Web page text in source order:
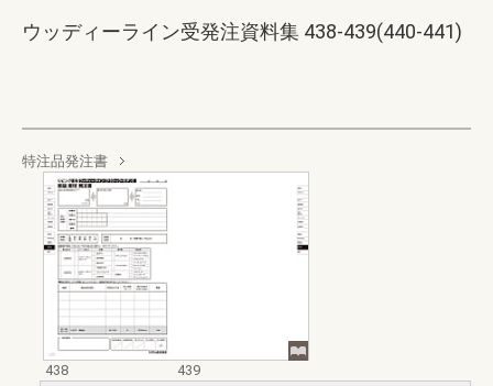
ウッディーライン受発注資料集 438-439(440-441)
特注品発注書
438
439